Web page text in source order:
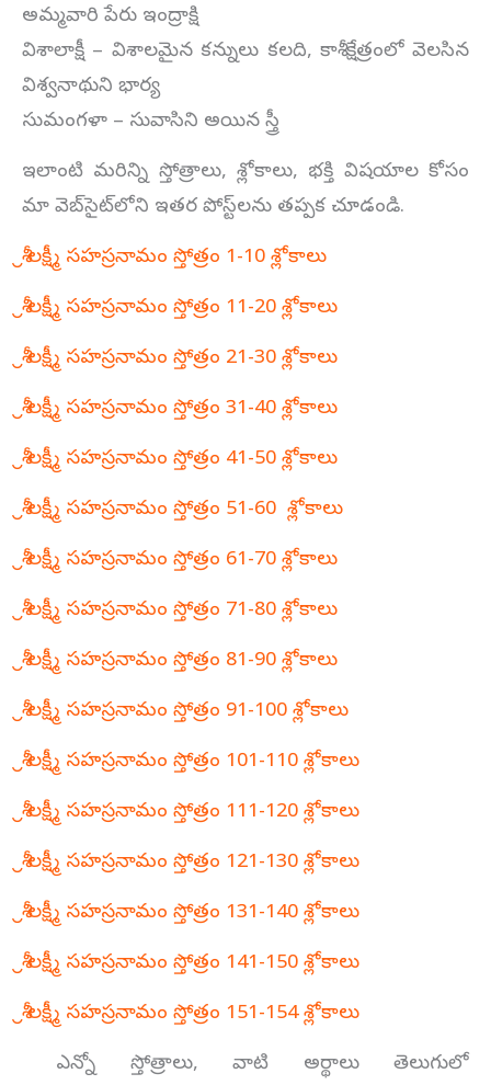
అమ్మవారి పేరు ఇంద్రాక్షి
విశాలాక్షీ – విశాలమైన కన్నులు కలది, కాశీ క్షేత్రంలో వెలసిన
విశ్వనాథుని భార్య
సుమంగళా – సువాసిని అయిన స్త్రీ
ఇలాంటి మరిన్ని స్తోత్రాలు, శ్లోకాలు, భక్తి విషయాల కోసం
మా వెబ్‌సైట్‌లోని ఇతర పోస్ట్‌లను తప్పక చూడండి.
శ్రీ లక్ష్మీ సహస్రనామం స్తోత్రం 1-10 శ్లోకాలు
శ్రీ లక్ష్మీ సహస్రనామం స్తోత్రం 11-20 శ్లోకాలు
శ్రీ లక్ష్మీ సహస్రనామం స్తోత్రం 21-30 శ్లోకాలు
శ్రీ లక్ష్మీ సహస్రనామం స్తోత్రం 31-40 శ్లోకాలు
శ్రీ లక్ష్మీ సహస్రనామం స్తోత్రం 41-50 శ్లోకాలు
శ్రీ లక్ష్మీ సహస్రనామం స్తోత్రం 51-60 శ్లోకాలు
శ్రీ లక్ష్మీ సహస్రనామం స్తోత్రం 61-70 శ్లోకాలు
శ్రీ లక్ష్మీ సహస్రనామం స్తోత్రం 71-80 శ్లోకాలు
శ్రీ లక్ష్మీ సహస్రనామం స్తోత్రం 81-90 శ్లోకాలు
శ్రీ లక్ష్మీ సహస్రనామం స్తోత్రం 91-100 శ్లోకాలు
శ్రీ లక్ష్మీ సహస్రనామం స్తోత్రం 101-110 శ్లోకాలు
శ్రీ లక్ష్మీ సహస్రనామం స్తోత్రం 111-120 శ్లోకాలు
శ్రీ లక్ష్మీ సహస్రనామం స్తోత్రం 121-130 శ్లోకాలు
శ్రీ లక్ష్మీ సహస్రనామం స్తోత్రం 131-140 శ్లోకాలు
శ్రీ లక్ష్మీ సహస్రనామం స్తోత్రం 141-150 శ్లోకాలు
శ్రీ లక్ష్మీ సహస్రనామం స్తోత్రం 151-154 శ్లోకాలు
ఎన్నో స్తోత్రాలు, వాటి అర్థాలు తెలుగులో